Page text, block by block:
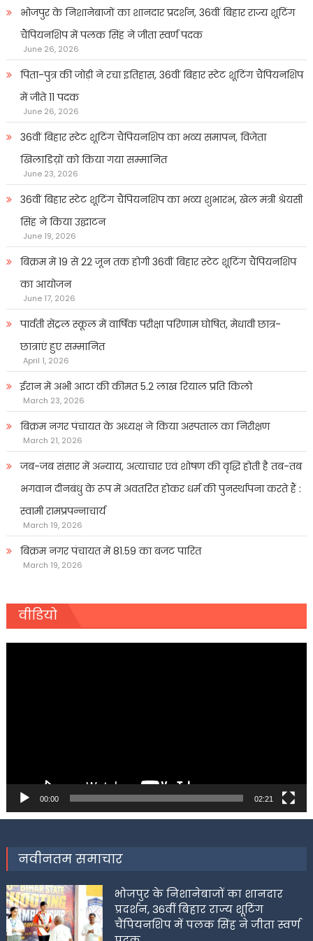
भोजपुर के निशानेबाजों का शानदार प्रदर्शन, 36वीं बिहार राज्य शूटिंग
चैंपियनशिप में पलक सिंह ने जीता स्वर्ण पदक
June 26, 2026
पिता-पुत्र की जोड़ी ने रचा इतिहास, 36वीं बिहार स्टेट शूटिंग चैंपियनशिप
में जीते 11 पदक
June 26, 2026
36वीं बिहार स्टेट शूटिंग चैंपियनशिप का भव्य समापन, विजेता
खिलाडिय़ों को किया गया सम्मानित
June 23, 2026
36वीं बिहार स्टेट शूटिंग चैंपियनशिप का भव्य शुभारंभ, खेल मंत्री श्रेयसी
सिंह ने किया उद्घाटन
June 19, 2026
बिक्रम में 19 से 22 जून तक होगी 36वीं बिहार स्टेट शूटिंग चैंपियनशिप
का आयोजन
June 17, 2026
पार्वती सेंट्रल स्कूल में वार्षिक परीक्षा परिणाम घोषित, मेधावी छात्र-
छात्राएं हुए सम्मानित
April 1, 2026
ईरान में अभी आटा की कीमत 5.2 लाख रियाल प्रति किलो
March 23, 2026
बिक्रम नगर पंचायत के अध्यक्ष ने किया अस्पताल का निरीक्षण
March 21, 2026
जब-जब संसार में अन्याय, अत्याचार एवं शोषण की वृद्धि होती है तब-तब
भगवान दीनबंधु के रूप में अवतरित होकर धर्म की पुनर्स्थापना करते हैं :
स्वामी रामप्रपन्नाचार्य
March 19, 2026
बिक्रम नगर पंचायत में 81.59 का बजट पारित
March 19, 2026
वीडियो
00:00 02:21
नवीनतम समाचार
भोजपुर के निशानेबाजों का शानदार
प्रदर्शन, 36वीं बिहार राज्य शूटिंग
चैंपियनशिप में पलक सिंह ने जीता स्वर्ण